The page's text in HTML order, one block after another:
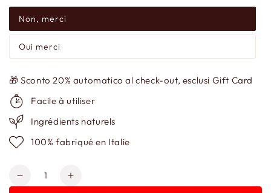
Non, merci
Oui merci
🎁 Sconto 20% automatico al check-out, esclusi Gift Card
Facile à utiliser
Ingrédients naturels
100% fabriqué en Italie
Quantité
Réduire
Augmenter